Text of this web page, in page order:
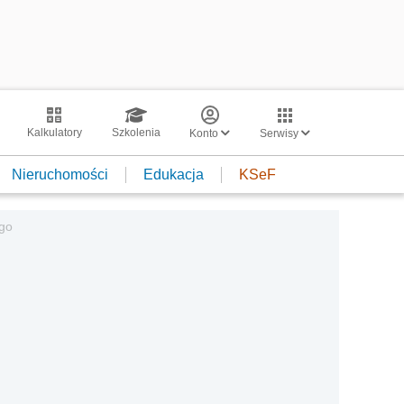
Kalkulatory Szkolenia Konto Serwisy
Nieruchomości Edukacja KSeF